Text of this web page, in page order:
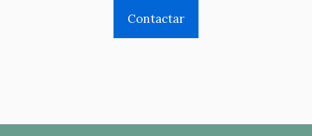
Contactar